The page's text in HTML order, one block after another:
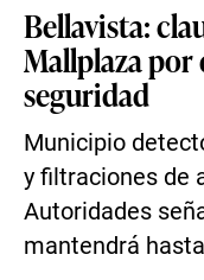
Bellavista:
Mallplaza por
seguridad
Municipio
y filtraciones de
Autoridades
mantendrá